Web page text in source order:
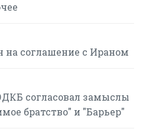
на соглашение с Ираном
согласовал замыслы
братство" и "Барьер"